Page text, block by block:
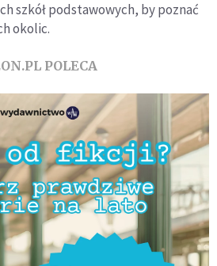
szkół podstawowych, by poznać
okolic.
POLECA